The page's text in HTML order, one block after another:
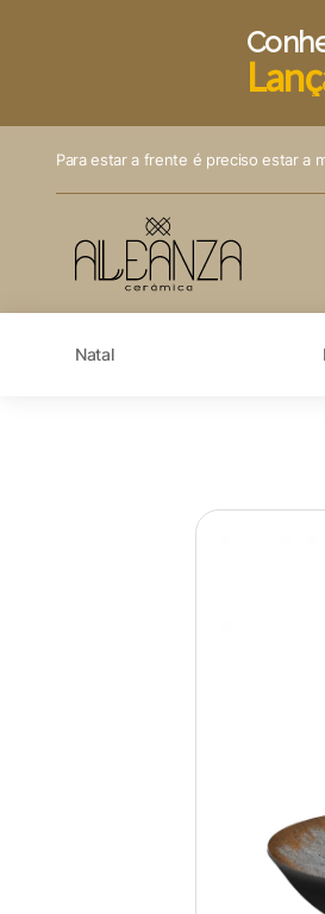
Para estar a frente é preciso estar a
Natal